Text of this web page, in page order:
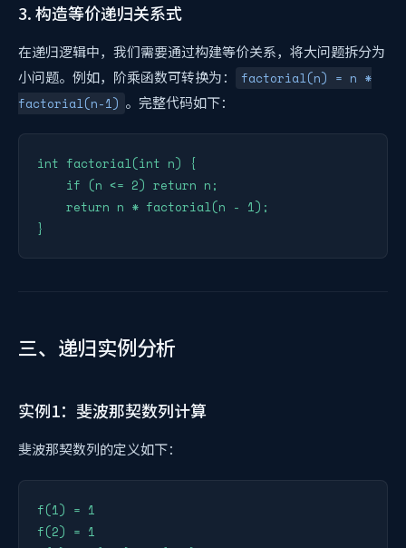
3. 构造等价递归关系式
在递归逻辑中，我们需要通过构建等价关系，将大问题拆分为
小问题。例如，阶乘函数可转换为：
factorial(n) = n *
factorial(n-1) 。完整代码如下：
int factorial(int n) {
    if (n <= 2) return n;
    return n * factorial(n - 1);
三、递归实例分析
实例1：斐波那契数列计算
斐波那契数列的定义如下：
f(1) = 1
f(2) = 1